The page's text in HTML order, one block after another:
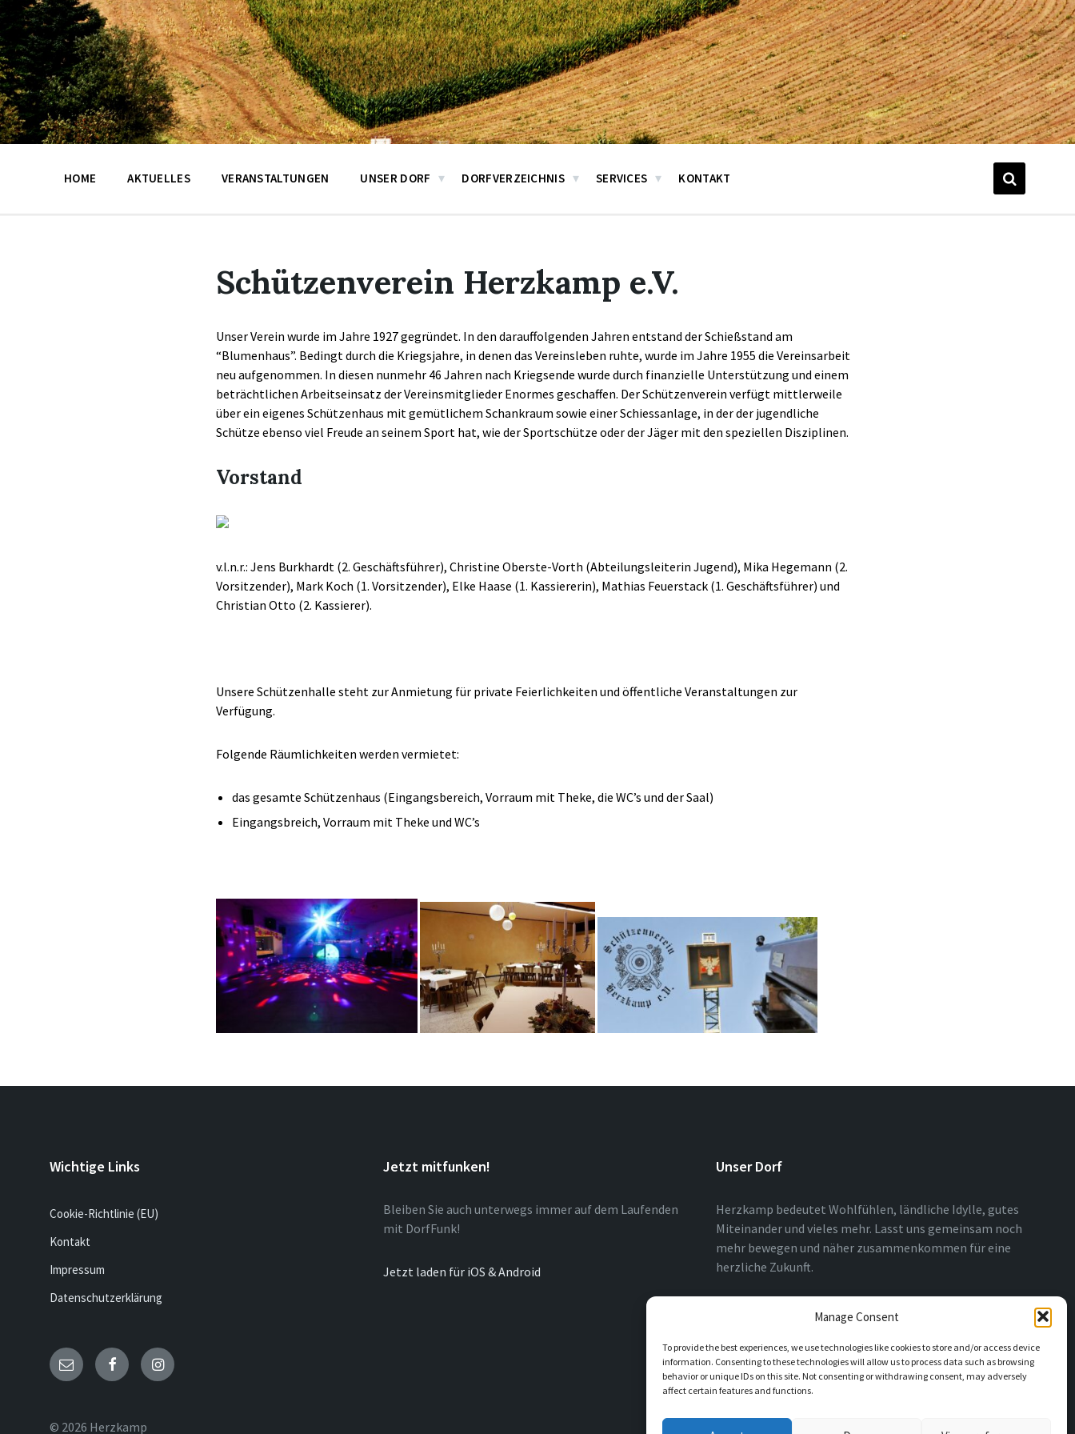
Manage Consent
To provide the best experiences, we use technologies like cookies to store and/or access device
information. Consenting to these technologies will allow us to process data such as browsing
behavior or unique IDs on this site. Not consenting or withdrawing consent, may adversely
affect certain features and functions.
HOME AKTUELLES VERANSTALTUNGEN UNSER DORF DORFVERZEICHNIS SERVICES KONTAKT
Schützenverein Herzkamp e.V.
Unser Verein wurde im Jahre 1927 gegründet. In den darauffolgenden Jahren entstand der Schießstand am
“Blumenhaus”. Bedingt durch die Kriegsjahre, in denen das Vereinsleben ruhte, wurde im Jahre 1955 die Vereinsarbeit
neu aufgenommen. In diesen nunmehr 46 Jahren nach Kriegsende wurde durch finanzielle Unterstützung und einem
beträchtlichen Arbeitseinsatz der Vereinsmitglieder Enormes geschaffen. Der Schützenverein verfügt mittlerweile
über ein eigenes Schützenhaus mit gemütlichem Schankraum sowie einer Schiessanlage, in der der jugendliche
Schütze ebenso viel Freude an seinem Sport hat, wie der Sportschütze oder der Jäger mit den speziellen Disziplinen.
Vorstand
v.l.n.r.: Jens Burkhardt (2. Geschäftsführer), Christine Oberste-Vorth (Abteilungsleiterin Jugend), Mika Hegemann (2.
Vorsitzender), Mark Koch (1. Vorsitzender), Elke Haase (1. Kassiererin), Mathias Feuerstack (1. Geschäftsführer) und
Christian Otto (2. Kassierer).
Unsere Schützenhalle steht zur Anmietung für private Feierlichkeiten und öffentliche Veranstaltungen zur
Verfügung.
Folgende Räumlichkeiten werden vermietet:
das gesamte Schützenhaus (Eingangsbereich, Vorraum mit Theke, die WC’s und der Saal)
Eingangsbreich, Vorraum mit Theke und WC’s
Wichtige Links
Cookie-Richtlinie (EU)
Kontakt
Impressum
Datenschutzerklärung
Jetzt mitfunken!
Bleiben Sie auch unterwegs immer auf dem Laufenden
mit DorfFunk!
Jetzt laden für iOS & Android
Unser Dorf
Herzkamp bedeutet Wohlfühlen, ländliche Idylle, gutes
Miteinander und vieles mehr. Lasst uns gemeinsam noch
mehr bewegen und näher zusammenkommen für eine
herzliche Zukunft.
Email FacebookInstagram
© 2026 Herzkamp